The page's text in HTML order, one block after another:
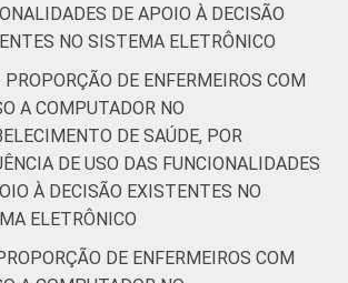
DE APOIO À DECISÃO
NO SISTEMA ELETRÔNICO
DE ENFERMEIROS COM
A COMPUTADOR NO
DE SAÚDE, POR
DE USO DAS FUNCIONALIDADES
À DECISÃO EXISTENTES NO
ELETRÔNICO
DE ENFERMEIROS COM